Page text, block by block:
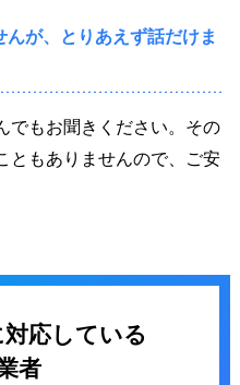
が、とりあえず話だけま
でもお聞きください。その
ともありませんので、ご安
応している
者